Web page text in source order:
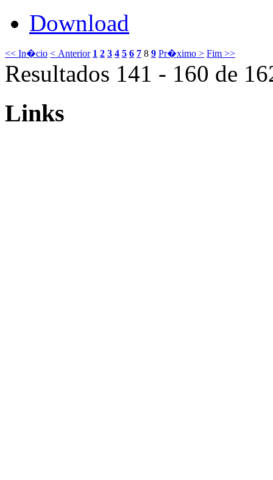
Download
<< In�cio < Anterior 1 2 3 4 5 6 7 8 9 Pr�ximo > Fim >>
Resultados 141 - 160 de
Links